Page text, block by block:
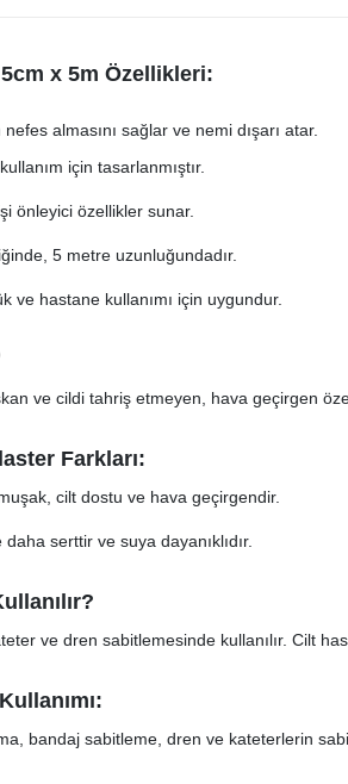
x 5m Özellikleri:
nefes almasını sağlar ve nemi dışarı atar.
için tasarlanmıştır.
önleyici özellikler sunar.
5 metre uzunluğundadır.
ve hastane kullanımı için uygundur.
ve cildi tahriş etmeyen, hava geçirgen
Farkları:
cilt dostu ve hava geçirgendir.
serttir ve suya dayanıklıdır.
ve dren sabitlemesinde kullanılır. Cilt
bandaj sabitleme, dren ve kateterlerin